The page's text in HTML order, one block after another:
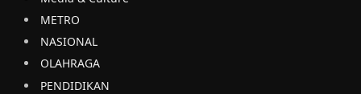
METRO
NASIONAL
OLAHRAGA
PENDIDIKAN